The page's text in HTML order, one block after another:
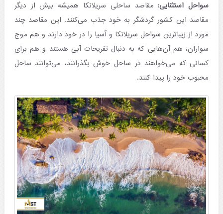
سواحل استثنایی: مقاصد ساحلی سریلانکا همیشه بیش از دیگر
مقاصد این کشور گردشگر به خود جذب می‌کنند. این مقاصد چند
مورد از زیباترین سواحل سریلانکا و آسیا را در خود دارند و هم موج
سواران، هم آن‌هایی که به دنبال تفریحات آبی هستند و هم برای
کسانی که می‌خواهند در ساحل خوش بگذرانند، می‌توانند ساحل
محبوب خود را پیدا کنند.